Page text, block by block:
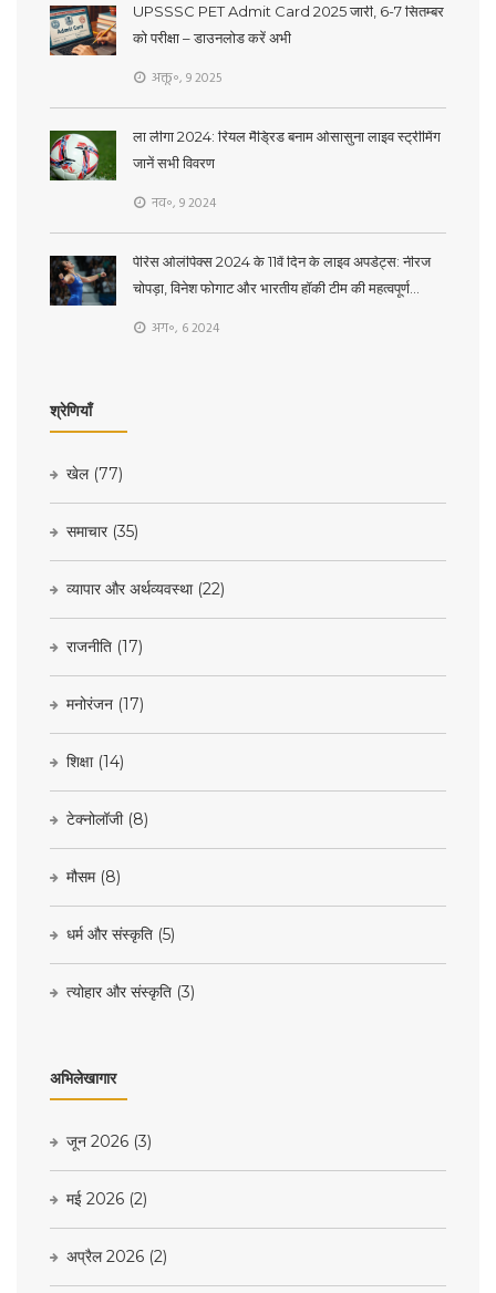
UPSSSC PET Admit Card 2025 जारी, 6-7 सितम्बर
को परीक्षा – डाउनलोड करें अभी
अक्तू॰, 9 2025
ला लीगा 2024: रियल मैड्रिड बनाम ओसासुना लाइव स्ट्रीमिंग
जानें सभी विवरण
नव॰, 9 2024
पेरिस ओलंपिक्स 2024 के 11वें दिन के लाइव अपडेट्स: नीरज
चोपड़ा, विनेश फोगाट और भारतीय हॉकी टीम की महत्वपूर्ण
अग॰, 6 2024
श्रेणियाँ
खेल (77)
समाचार (35)
व्यापार और अर्थव्यवस्था (22)
राजनीति (17)
मनोरंजन (17)
शिक्षा (14)
टेक्नोलॉजी (8)
मौसम (8)
धर्म और संस्कृति (5)
त्योहार और संस्कृति (3)
अभिलेखागार
जून 2026 (3)
मई 2026 (2)
अप्रैल 2026 (2)